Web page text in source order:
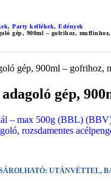
, Party kellékek, Edények
gép, 900ml – gofrihoz,
gép,
– max 500g (BBL)
rozsdamentes
UTÁNVÉTTEL,